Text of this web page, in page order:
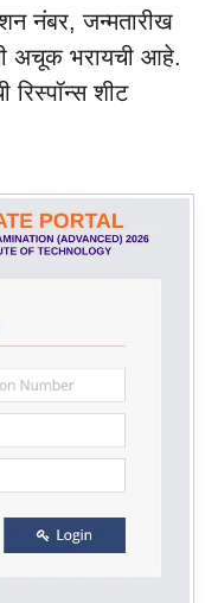
नंबर, जन्मतारीख
अचूक भरायची आहे.
रिस्पॉन्स शीट